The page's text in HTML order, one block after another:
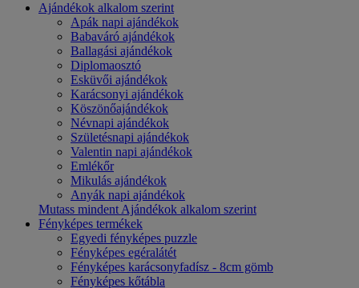
Ajándékok alkalom szerint
Apák napi ajándékok
Babaváró ajándékok
Ballagási ajándékok
Diplomaosztó
Esküvői ajándékok
Karácsonyi ajándékok
Köszönőajándékok
Névnapi ajándékok
Születésnapi ajándékok
Valentin napi ajándékok
Emlékőr
Mikulás ajándékok
Anyák napi ajándékok
Mutass mindent Ajándékok alkalom szerint
Fényképes termékek
Egyedi fényképes puzzle
Fényképes egéralátét
Fényképes karácsonyfadísz - 8cm gömb
Fényképes kőtábla